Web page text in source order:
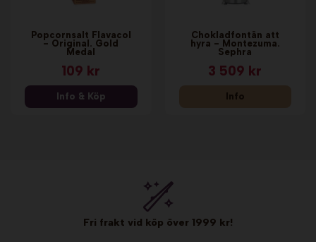
Popcornsalt Flavacol
- Original. Gold
Medal
109 kr
Info & Köp
Chokladfontän att
hyra - Montezuma.
Sephra
3 509 kr
Info
Fri frakt vid köp över 1999 kr!